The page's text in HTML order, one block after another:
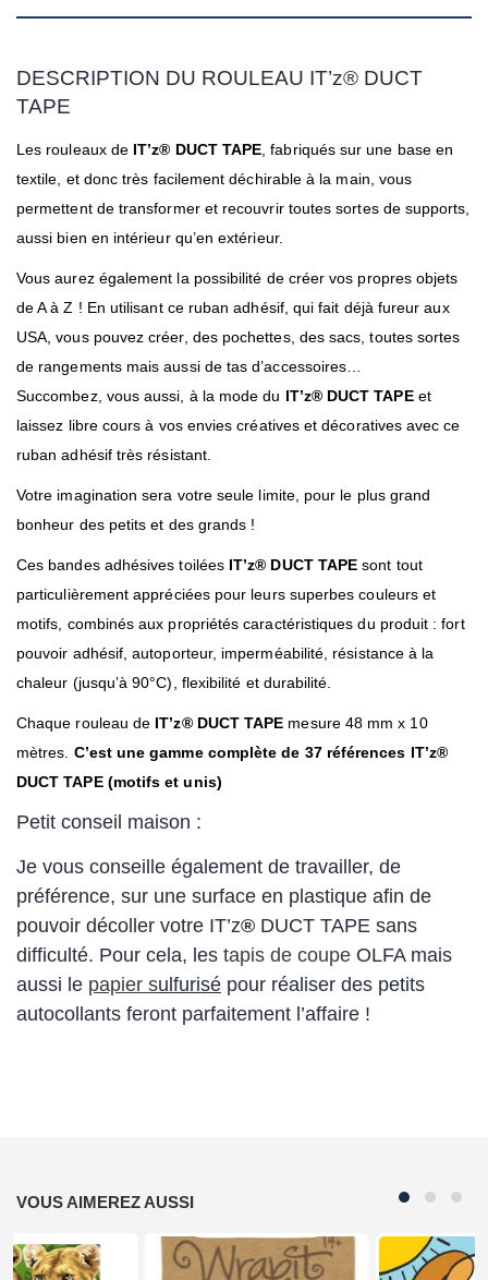
DESCRIPTION DU ROULEAU IT’z® DUCT
TAPE
Les rouleaux de IT’z® DUCT TAPE , fabriqués sur une base en
textile, et donc très facilement déchirable à la main, vous
permettent de transformer et recouvrir toutes sortes de supports,
aussi bien en intérieur qu’en extérieur.
Vous aurez également la possibilité de créer vos propres objets
de A à Z ! En utilisant ce ruban adhésif, qui fait déjà fureur aux
USA, vous pouvez créer, des pochettes, des sacs, toutes sortes
de rangements mais aussi de tas d’accessoires…
Succombez, vous aussi, à la mode du IT’z®DUCT TAPEet
laissez libre cours à vos envies créatives et décoratives avec ce
ruban adhésif très résistant.
Votre imagination sera votre seule limite, pour le plus grand
bonheur des petits et des grands !
Ces bandes adhésives toilées IT’z® DUCT TAPE sont tout
particulièrement appréciées pour leurs superbes couleurs et
motifs, combinés aux propriétés caractéristiques du produit : fort
pouvoir adhésif, autoporteur, imperméabilité, résistance à la
chaleur (jusqu’à 90°C), flexibilité et durabilité.
Chaque rouleau de IT’z®DUCT TAPE mesure 48 mm x 10
mètres. C’est une gamme complète de 37 références IT’z®
DUCT TAPE (motifs et unis)
Petit conseil maison :
Je vous conseille également de travailler, de
préférence, sur une surface en plastique afin de
pouvoir décoller votre IT’z® DUCT TAPE sans
difficulté. Pour cela, les tapis de coupe OLFA mais
aussi le papier sulfurisé pour réaliser des petits
autocollants feront parfaitement l’affaire !
VOUS AIMEREZ AUSSI